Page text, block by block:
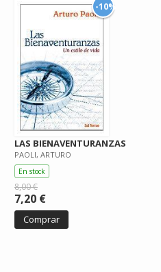
-10%
LAS BIENAVENTURANZAS
PAOLI, ARTURO
En stock
8,00 €
7,20 €
Comprar